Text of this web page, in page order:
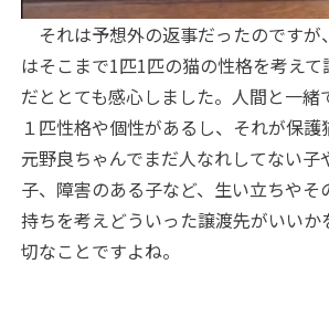
それは予想外の返事だったのです
はそこまで1匹1匹の猫の性格を考え
だととても感心しました。人間と一緒
１匹性格や個性があるし、それが保護
元野良ちゃんでまだ人なれしてない子
子、障害のある子など、生い立ちやそ
持ちを考えどういった譲渡先がいいか
切なことですよね。